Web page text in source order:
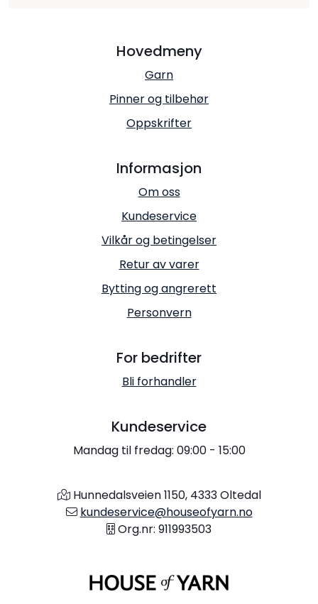
Hovedmeny
Garn
Pinner og tilbehør
Oppskrifter
Informasjon
Om oss
Kundeservice
Vilkår og betingelser
Retur av varer
Bytting og angrerett
Personvern
For bedrifter
Bli forhandler
Kundeservice
Mandag til fredag: 09:00 - 15:00
Hunnedalsveien 1150, 4333 Oltedal
kundeservice@houseofyarn.no
Org.nr: 911993503